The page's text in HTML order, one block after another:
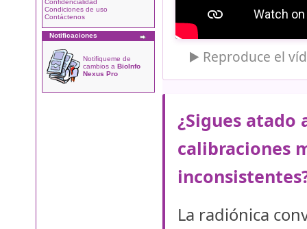
Confidencialidad
Condiciones de uso
Contáctenos
Notificaciones
Notifiqueme de
cambios a BioInfo
Nexus Pro
▶️ Reproduce el
¿Sigues atado
calibraciones
La radiónica